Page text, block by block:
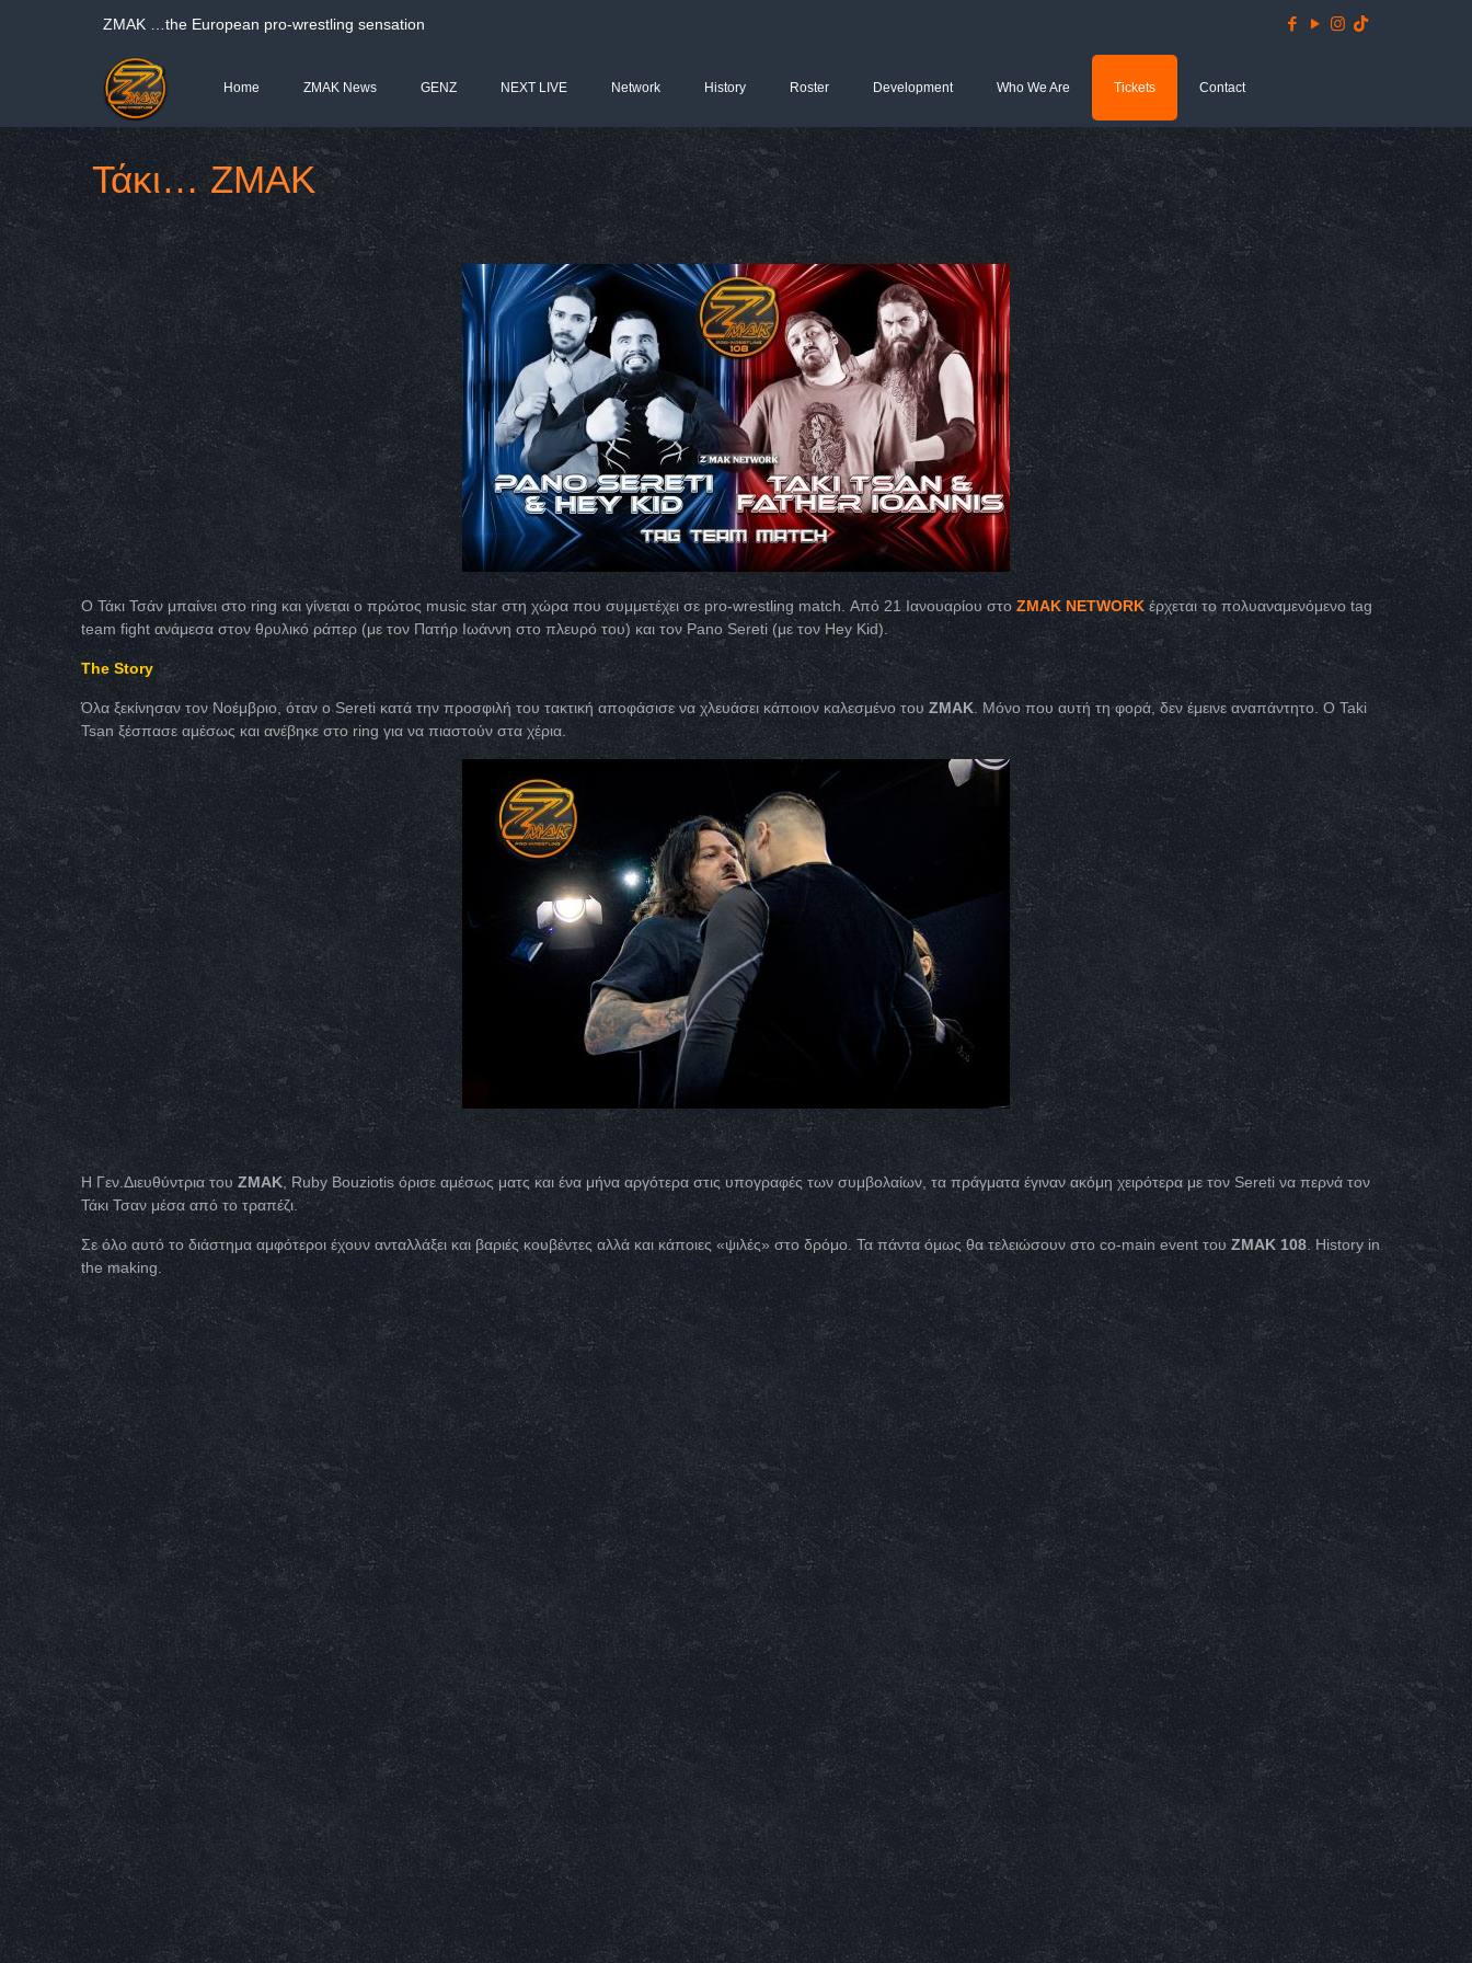
ΖΜΑΚ …the European pro-wrestling sensation
Home ZMAK News GENZ NEXT LIVE Network History Roster Development Who We Are Tickets Contact
Τάκι… ZMAK
Ο Τάκι Τσάν μπαίνει στο ring και γίνεται ο πρώτος music star στη χώρα που συμμετέχει σε pro-wrestling match. Από 21 Ιανουαρίου στοZMAK NΕΤWORK έρχεται το πολυαναμενόμενο tag
team fight ανάμεσα στον θρυλικό ράπερ (με τον Πατήρ Ιωάννη στο πλευρό του) και τον Pano Sereti (με τον Hey Kid).
The Story
Όλα ξεκίνησαν τον Νοέμβριο, όταν ο Sereti κατά την προσφιλή του τακτική αποφάσισε να χλευάσει κάποιον καλεσμένο τουZMAK . Μόνο που αυτή τη φορά, δεν έμεινε αναπάντητο. O Taki
Tsan ξέσπασε αμέσως και ανέβηκε στο ring για να πιαστούν στα χέρια.
Η Γεν.Διευθύντρια τουZMAK, Ruby Bouziotis όρισε αμέσως ματς και ένα μήνα αργότερα στις υπογραφές των συμβολαίων, τα πράγματα έγιναν ακόμη χειρότερα με τον Sereti να περνά τον
Τάκι Τσαν μέσα από το τραπέζι.
Σε όλο αυτό το διάστημα αμφότεροι έχουν ανταλλάξει και βαριές κουβέντες αλλά και κάποιες «ψιλές» στο δρόμο. Τα πάντα όμως θα τελειώσουν στο co-main event τουZMAK 108 . History in
the making.